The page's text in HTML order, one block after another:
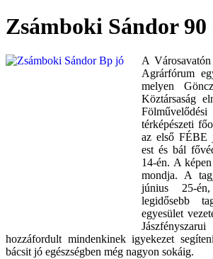
Zsámboki Sándor 90
A
Agrárfórum
melyen
Köztársaság
térképészeti
az első FÉBE
est és bál
14-én. A
mondja. A
június 25-
legidősebb
egyesület
hozzáfordult mindenkinek igyekezet
bácsit jó egészségben még nagyon sokáig.